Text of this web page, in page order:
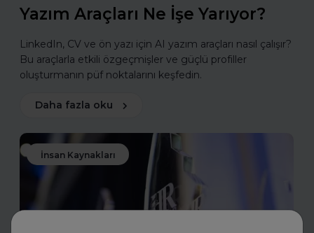
Yazım Araçları Ne İşe Yarıyor?
LinkedIn, CV ve ön yazı için AI yazım araçları nasıl çalışır?
Bu araçlarla etkili özgeçmişler ve güçlü profiller
oluşturmanın püf noktalarını keşfedin.
Daha fazla oku
İnsan Kaynakları